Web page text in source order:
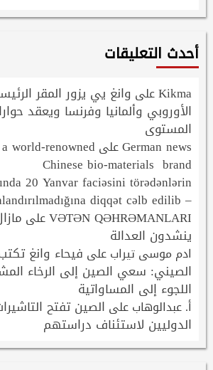
أحدث التعليقات
Kikmaعلى وانغ يي يزور المقر
الأوروبي وألمانيا وفرنسا ويعقد
المستوى
German newsعلى world-renowned
Chinese bio-materials brand
20 Yanvar faciəsini törədənlərin
diqqət cəlb edilib –
VƏTƏN QƏHRƏMANLARIعلى
ينشدون العدالة
ادم موسى تيرابعلى فيحاء وانغ
الصيني: سعي الصين إلى الرخاء
اللجوء إلى المساواتية
أ. عبدالوهابعلى الصين تفتح
الدوليين لاستئناف دراستهم